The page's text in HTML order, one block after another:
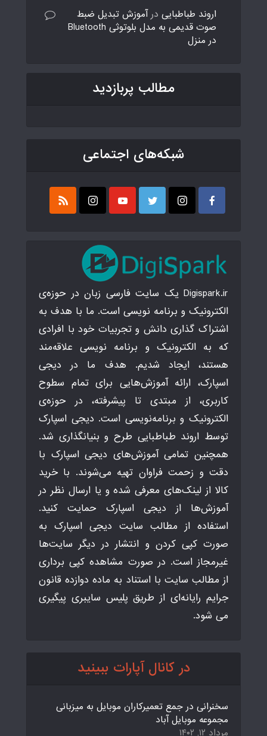
اروند طباطبایی در آموزش تبدیل ضبط
صوت قدیمی به مدل بلوتوثی Bluetooth
در منزل
مطالب پربازدید
شبکه‌های اجتماعی
Digispark.ir یک سایت فارسی زبان در حوزه‌ی
الکترونیک و برنامه نویسی است. ما با هدف به
اشتراک گذاری دانش و تجربیات خود با افرادی
که به الکترونیک و برنامه نویسی علاقه‌مند
هستند، ایجاد شدیم. هدف ما در دیجی
اسپارک، ارائه آموزش‌هایی برای تمام سطوح
کاربری، از مبتدی تا پیشرفته، در حوزه‌ی
الکترونیک و برنامه‌نویسی است. دیجی اسپارک
توسط اروند طباطبایی طرح و بنیانگذاری شد.
همچنین تمامی آموزش‌های دیجی اسپارک با
دقت و زحمت فراوان تهیه می‌شوند. با خرید
کالا از لینک‌های معرفی شده و یا ارسال نظر در
آموزش‌ها از دیجی اسپارک حمایت کنید.
استفاده از مطالب سایت دیجی اسپارک به
صورت کپی کردن و انتشار در دیگر سایت‌ها
غیرمجاز است. در صورت مشاهده کپی برداری
از مطالب سایت با استناد به ماده دوازده قانون
جرایم رایانه‌ای از طریق پلیس سایبری پیگیری
می شود.
در کانال آپارات ببینید
سخنرانی در جمع تعمیرکاران موبایل به میزبانی
مجموعه موبایل آباد